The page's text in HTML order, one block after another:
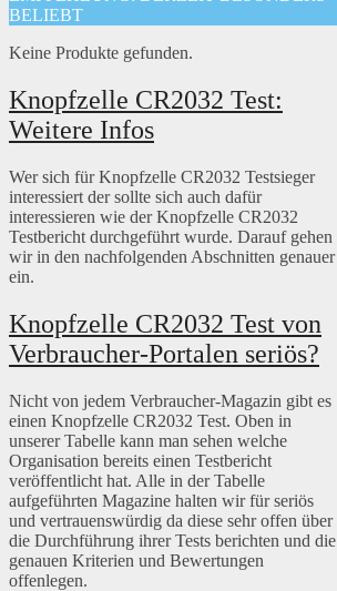
BELIEBT
Keine Produkte gefunden.
Knopfzelle CR2032 Test:
Weitere Infos
Wer sich für Knopfzelle CR2032 Testsieger
interessiert der sollte sich auch dafür
interessieren wie der Knopfzelle CR2032
Testbericht durchgeführt wurde. Darauf gehen
wir in den nachfolgenden Abschnitten genauer
ein.
Knopfzelle CR2032 Test von
Verbraucher-Portalen seriös?
Nicht von jedem Verbraucher-Magazin gibt es
einen Knopfzelle CR2032 Test. Oben in
unserer Tabelle kann man sehen welche
Organisation bereits einen Testbericht
veröffentlicht hat. Alle in der Tabelle
aufgeführten Magazine halten wir für seriös
und vertrauenswürdig da diese sehr offen über
die Durchführung ihrer Tests berichten und die
genauen Kriterien und Bewertungen
offenlegen.